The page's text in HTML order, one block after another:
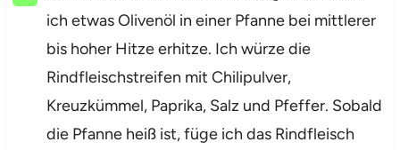
ich etwas Olivenöl in einer Pfanne bei mittlerer
bis hoher Hitze erhitze. Ich würze die
Rindfleischstreifen mit Chilipulver,
Kreuzkümmel, Paprika, Salz und Pfeffer. Sobald
die Pfanne heiß ist, füge ich das Rindfleisch